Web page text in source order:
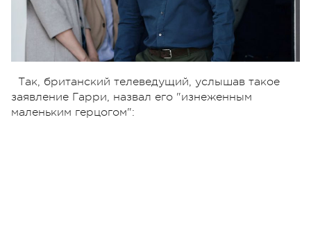
Так, британский телеведущий, услышав такое
заявление Гарри, назвал его "изнеженным
маленьким герцогом":